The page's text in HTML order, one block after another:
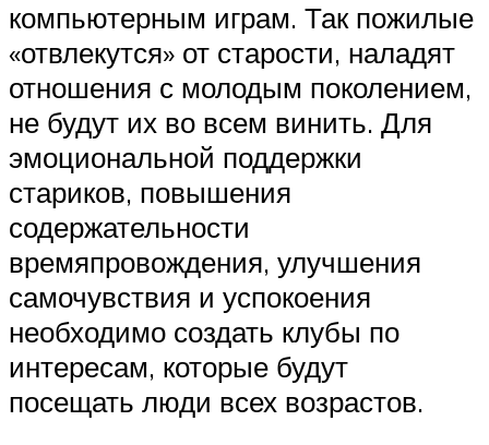
компьютерным играм. Так пожилые
«отвлекутся» от старости, наладят
отношения с молодым поколением,
не будут их во всем винить. Для
эмоциональной поддержки
стариков, повышения
содержательности
времяпровождения, улучшения
самочувствия и успокоения
необходимо создать клубы по
интересам, которые будут
посещать люди всех возрастов.